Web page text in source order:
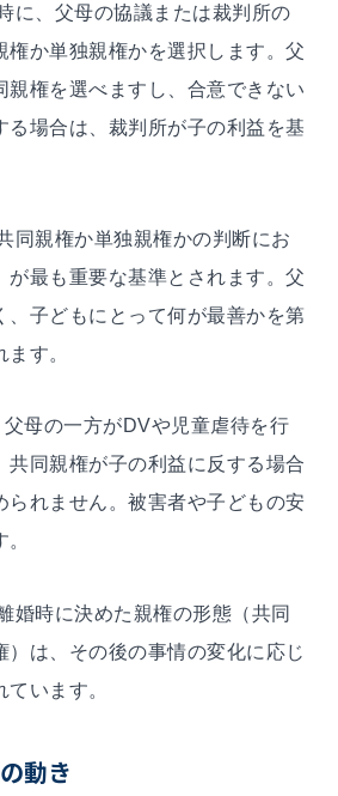
に、父母の協議または裁判所の
権か単独親権かを選択します。父
親権を選べますし、合意できない
る場合は、裁判所が子の利益を基
同親権か単独親権かの判断にお
が最も重要な基準とされます。父
、子どもにとって何が最善かを第
す。
父母の一方がDVや児童虐待を行
共同親権が子の利益に反する場合
られません。被害者や子どもの安
婚時に決めた親権の形態（共同
）は、その後の事情の変化に応じ
います。
動き